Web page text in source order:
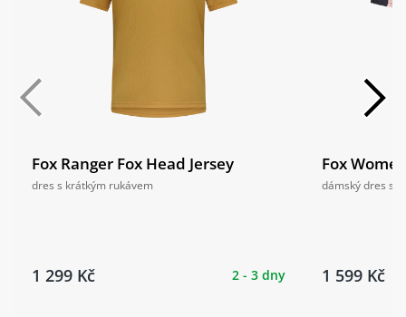
Fox Ranger Fox Head Jersey
dres s krátkým rukávem
1 299 Kč 2 - 3 dny
Fox
dámský dres s
1 599 Kč